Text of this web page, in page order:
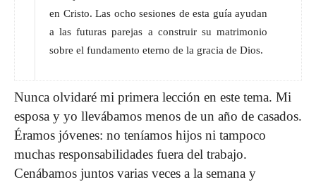
en Cristo. Las ocho sesiones de esta guía ayudan
a las futuras parejas a construir su matrimonio
sobre el fundamento eterno de la gracia de Dios.
Nunca olvidaré mi primera lección en este tema. Mi
esposa y yo llevábamos menos de un año de casados.
Éramos jóvenes: no teníamos hijos ni tampoco
muchas responsabilidades fuera del trabajo.
Cenábamos juntos varias veces a la semana y